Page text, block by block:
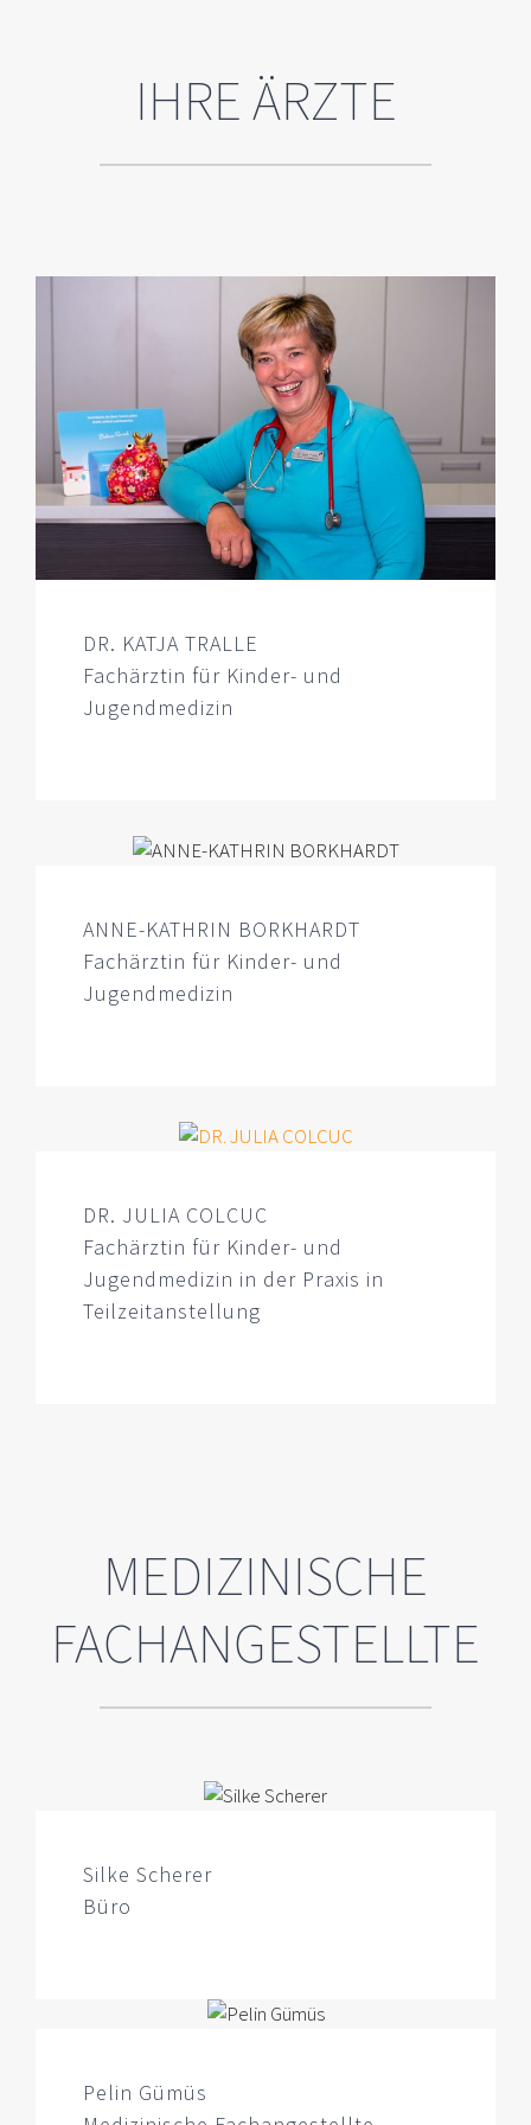
IHRE ÄRZTE
DR. KATJA TRALLE
Fachärztin für Kinder- und
Jugendmedizin
ANNE-KATHRIN BORKHARDT
Fachärztin für Kinder- und
Jugendmedizin
DR. JULIA COLCUC
Fachärztin für Kinder- und
Jugendmedizin in der Praxis in
Teilzeitanstellung
MEDIZINISCHE
FACHANGESTELLTE
Silke Scherer
Büro
Pelin Gümüs